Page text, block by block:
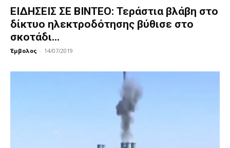
ΕΙΔΗΣΕΙΣ ΣΕ ΒΙΝΤΕΟ: Τεράστια βλάβη στο
δίκτυο ηλεκτροδότησης βύθισε στο
σκοτάδι...
Έμβολος - 14/07/2019